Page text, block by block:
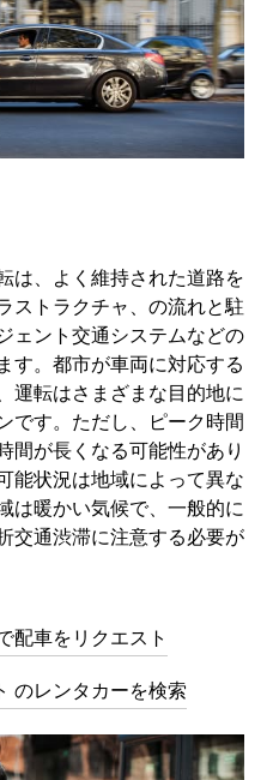
は、よく維持された道路を
ストラクチャ、の流れと駐
ェント交通システムなどの
す。都市が車両に対応する
運転はさまざまな目的地に
です。ただし、ピーク時間
間が長くなる可能性があり
能状況は地域によって異な
は暖かい気候で、一般的に
交通渋滞に注意する必要が
配車をリクエスト
のレンタカーを検索